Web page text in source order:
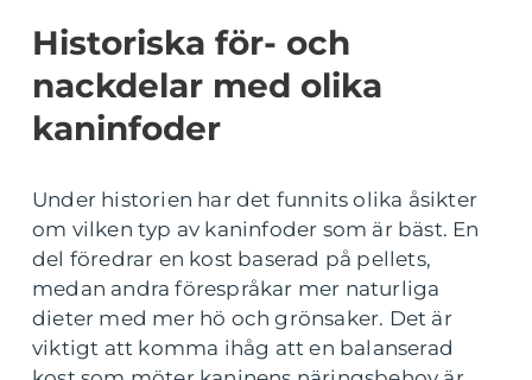
Historiska för- och
nackdelar med olika
kaninfoder
Under historien har det funnits olika åsikter
om vilken typ av kaninfoder som är bäst. En
del föredrar en kost baserad på pellets,
medan andra förespråkar mer naturliga
dieter med mer hö och grönsaker. Det är
viktigt att komma ihåg att en balanserad